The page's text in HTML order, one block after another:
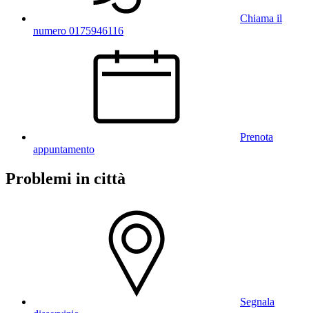
Chiama il
numero 0175946116
Prenota
appuntamento
Problemi in città
Segnala